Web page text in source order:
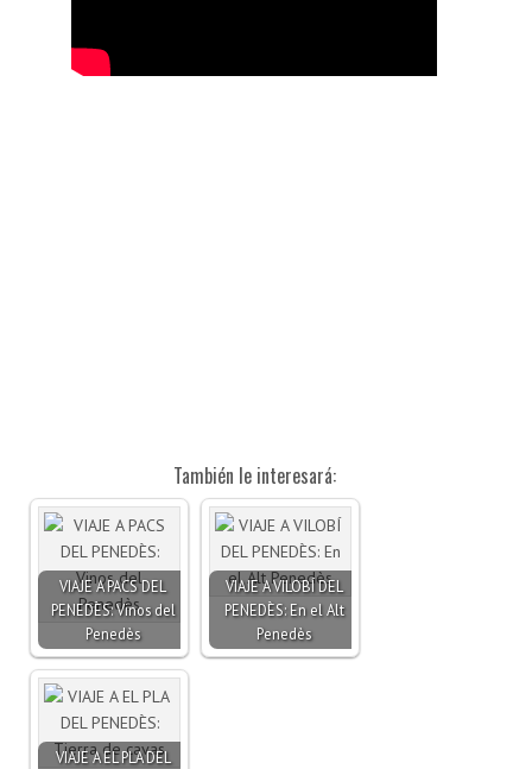
También le interesará:
VIAJE A PACS DEL
PENEDÈS: Vinos del
Penedès
VIAJE A VILOBÍ DEL
PENEDÈS: En el Alt
Penedès
VIAJE A EL PLA DEL